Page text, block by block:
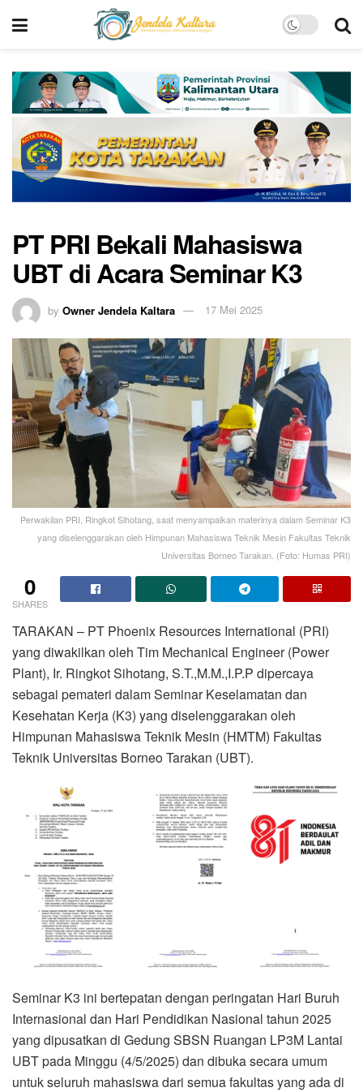
PT PRI Bekali Mahasiswa
UBT di Acara Seminar K3
by Owner Jendela Kaltara 17 Mei 2025
Perwakilan PRI, Ringkot Sihotang, saat menyampaikan materinya dalam Seminar K3
yang diselenggarakan oleh Himpunan Mahasiswa Teknik Mesin Fakultas Teknik
Universitas Borneo Tarakan. (Foto: Humas PRI)
0
SHARES
TARAKAN – PT Phoenix Resources International (PRI)
yang diwakilkan oleh Tim Mechanical Engineer (Power
Plant), Ir. Ringkot Sihotang, S.T.,M.M.,I.P.P dipercaya
sebagai pemateri dalam Seminar Keselamatan dan
Kesehatan Kerja (K3) yang diselenggarakan oleh
Himpunan Mahasiswa Teknik Mesin (HMTM) Fakultas
Teknik Universitas Borneo Tarakan (UBT).
Seminar K3 ini bertepatan dengan peringatan Hari Buruh
Internasional dan Hari Pendidikan Nasional tahun 2025
yang dipusatkan di Gedung SBSN Ruangan LP3M Lantai
UBT pada Minggu (4/5/2025) dan dibuka secara umum
untuk seluruh mahasiswa dari semua fakultas yang ada di